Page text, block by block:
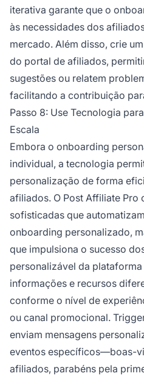
iterativa garante que o
às necessidades dos
mercado. Além disso, crie
do portal de afiliados,
sugestões ou relatem
facilitando a contribuição
Passo 8: Use Tecnologia
Escala
Embora o onboarding
individual, a tecnologia
personalização de forma
afiliados. O Post Affiliate Pro
sofisticadas que
onboarding personalizado,
que impulsiona o sucesso
personalizável da
informações e recursos
conforme o nível de
ou canal promocional.
enviam mensagens
eventos específicos—boas-
afiliados, parabéns pela